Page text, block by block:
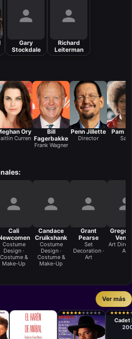
Gary
Stockdale
Richard
Leiterman
Ory
Curren
Bill
Fagerbakke
Frank Wagner
Penn Jillette
Director
Pam
Sam
Cali
Costume
Design ·
Costume &
Make-Up
Candace
Cruikshank
Costume
Design ·
Costume &
Make-Up
Grant
Pearse
Set
Decoration ·
Art
Art
Art
Ver más
★
★★
★★
★★
★★
★★
★ ★
★ ★
★ ★
★ ★
★ ★
★★
★★
★★
★★
★
Larry
Cadet